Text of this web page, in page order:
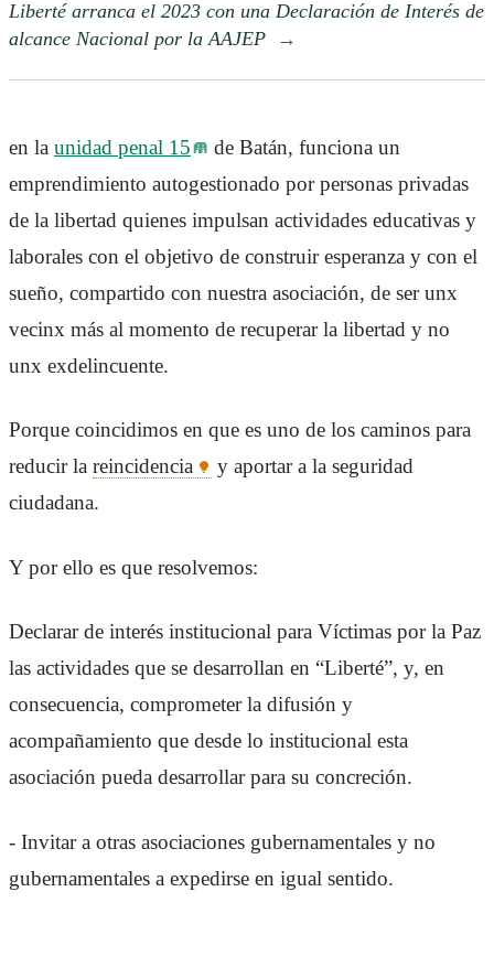
Liberté arranca el 2023 con una Declaración de Interés de
alcance Nacional por la AAJEP
→
en la unidad penal 15
de Batán, funciona un
emprendimiento autogestionado por personas privadas
de la libertad quienes impulsan actividades educativas y
laborales con el objetivo de construir esperanza y con el
sueño, compartido con nuestra asociación, de ser unx
vecinx más al momento de recuperar la libertad y no
unx exdelincuente.
Porque coincidimos en que es uno de los caminos para
reducir la reincidencia
y aportar a la seguridad
ciudadana.
Y por ello es que resolvemos:
Declarar de interés institucional para Víctimas por la Paz
las actividades que se desarrollan en “Liberté”, y, en
consecuencia, comprometer la difusión y
acompañamiento que desde lo institucional esta
asociación pueda desarrollar para su concreción.
- Invitar a otras asociaciones gubernamentales y no
gubernamentales a expedirse en igual sentido.